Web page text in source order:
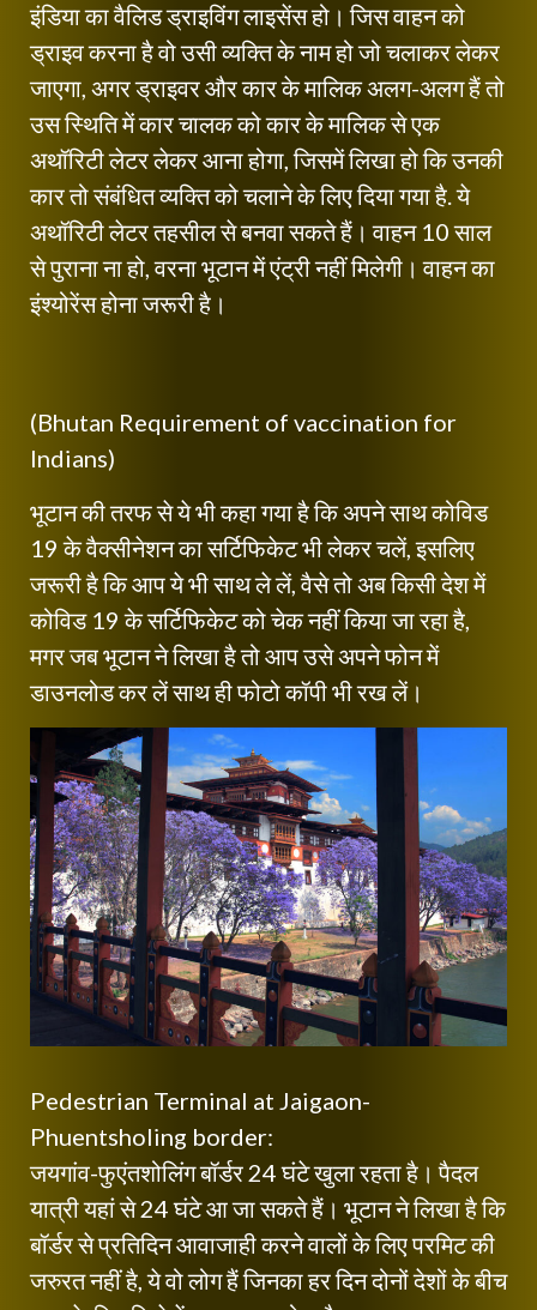
इंडिया का वैलिड ड्राइविंग लाइसेंस हो। जिस वाहन को
ड्राइव करना है वो उसी व्यक्ति के नाम हो जो चलाकर लेकर
जाएगा, अगर ड्राइवर और कार के मालिक अलग-अलग हैं तो
उस स्थिति में कार चालक को कार के मालिक से एक
अथॉरिटी लेटर लेकर आना होगा, जिसमें लिखा हो कि उनकी
कार तो संबंधित व्यक्ति को चलाने के लिए दिया गया है. ये
अथॉरिटी लेटर तहसील से बनवा सकते हैं। वाहन 10 साल
से पुराना ना हो, वरना भूटान में एंट्री नहीं मिलेगी। वाहन का
इंश्योरेंस होना जरूरी है।
(Bhutan Requirement of vaccination for
Indians)
भूटान की तरफ से ये भी कहा गया है कि अपने साथ कोविड
19 के वैक्सीनेशन का सर्टिफिकेट भी लेकर चलें, इसलिए
जरूरी है कि आप ये भी साथ ले लें, वैसे तो अब किसी देश में
कोविड 19 के सर्टिफिकेट को चेक नहीं किया जा रहा है,
मगर जब भूटान ने लिखा है तो आप उसे अपने फोन में
डाउनलोड कर लें साथ ही फोटो कॉपी भी रख लें।
Pedestrian Terminal at Jaigaon-
Phuentsholing border:
जयगांव-फुएंतशोलिंग बॉर्डर 24 घंटे खुला रहता है। पैदल
यात्री यहां से 24 घंटे आ जा सकते हैं। भूटान ने लिखा है कि
बॉर्डर से प्रतिदिन आवाजाही करने वालों के लिए परमिट की
जरुरत नहीं है, ये वो लोग हैं जिनका हर दिन दोनों देशों के बीच